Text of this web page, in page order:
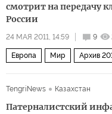
смотрит на передачу
России
24 МАЯ 2011, 14:59 9
Европа Мир Архив
TengriNews Казахстан
Патерналистский